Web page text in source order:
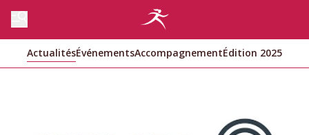
ActualitésÉvénementsAccompagnementÉdition 2025